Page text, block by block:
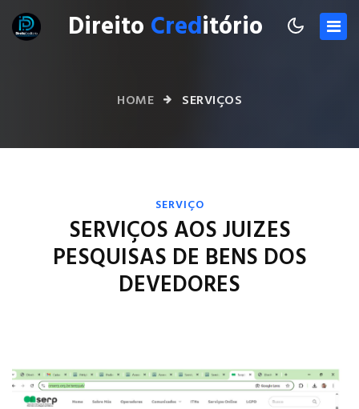
Direito Creditório
HOME SERVIÇOS
SERVIÇO
SERVIÇOS AOS JUIZES
PESQUISAS DE BENS DOS
DEVEDORES